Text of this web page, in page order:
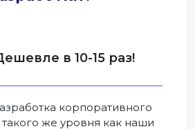
в 10-15 раз!
корпоративного
такого же уровня как наши